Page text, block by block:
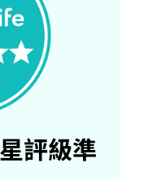
評級準